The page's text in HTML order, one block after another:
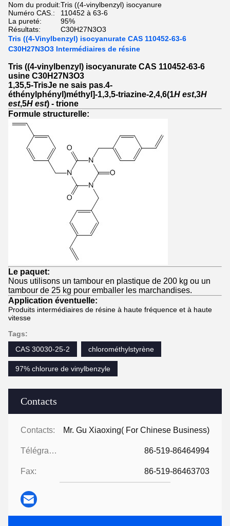
Contacts
Contacts: Mr. Gu Xiaoxing( For Chinese Business)
Télégramme: 86-519-86464994
Fax: 86-519-86463703
Nom du produit:Tris ((4-vinylbenzyl) isocyanure
Numéro CAS.:
110452 à 63-6
La pureté:
95%
Résultats:
C30H27N3O3
Tris ((4-Vinylbenzyl) isocyanurate CAS 110452-63-6
C30H27N3O3 Intermédiaires de résine
Tris ((4-vinylbenzyl) isocyanurate CAS 110452-63-6
usine C30H27N3O3
1,35,5-TrisJe ne sais pas.4-
éthénylphényl)méthyl]-1,3,5-triazine-2,4,6(1H est,3H
est,5H est) - trione
Formule structurelle:
Le paquet:
Nous utilisons un tambour en plastique de 200 kg ou un
tambour de 25 kg pour emballer les marchandises.
Application éventuelle:
Produits intermédiaires de résine à haute fréquence et à haute
vitesse
Tags:
CAS 30030-25-2
chlorométhylstyrène
97% chlorure de vinylbenzyle